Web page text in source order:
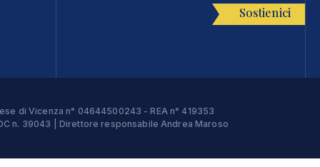
Sostienici
di Vicenza n° 04644500243 - REA n° 419353
n. 39043 | Direttore responsabile Andrea Maroso